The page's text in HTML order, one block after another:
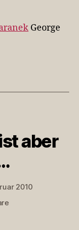
#Geständnisse
RT
George
aber
2010
zu